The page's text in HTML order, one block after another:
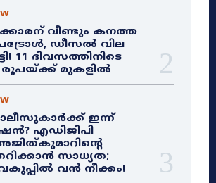
വീണ്ടും കനത്ത
ഡീസൽ വില
11 ദിവസത്തിനിടെ
രൂപയ്ക്ക് മുകളിൽ
ഇന്ന്
എഡിജിപി
സാധ്യത;
വൻ നീക്കം!